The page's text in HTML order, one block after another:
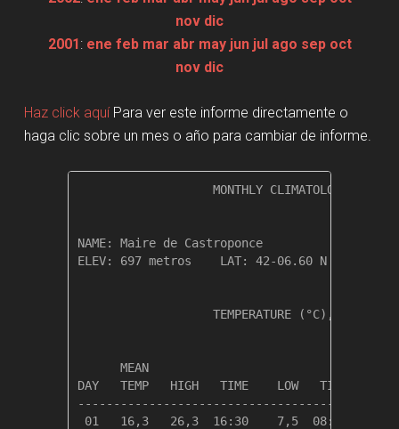
nov dic
2001: ene feb mar abr may jun jul ago sep oct
nov dic
Haz click aquíPara ver este informe directamente o
haga clic sobre un mes o año para cambiar de informe.
MONTHLY CLIMATOLOGICAL
NAME: Maire de Castroponce
ELEV: 697 metros    LAT: 42-06.60 N    LONG:
TEMPERATURE (°C), RAIN
MEAN
DAY   TEMP   HIGH   TIME    LOW   TIME
01   16,3   26,3  16:30    7,5  08:30